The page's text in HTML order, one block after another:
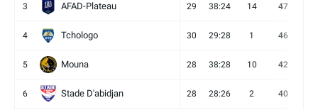
3 AFAD-Plateau 29 38:24 14 47
4 Tchologo 30 29:28 1 46
5 Mouna 28 38:28 10 42
6 Stade D'abidjan 28 28:26 2 40